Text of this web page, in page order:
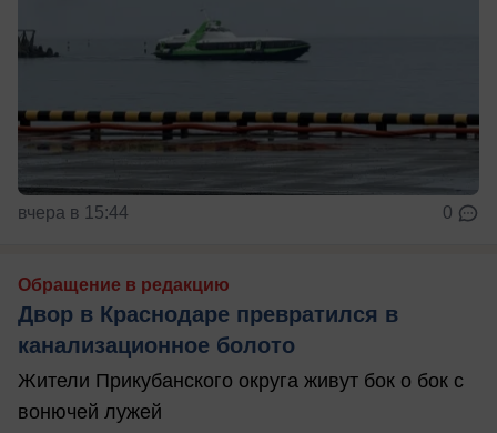
вчера в 15:44 0
Обращение в редакцию
Двор в Краснодаре превратился в
канализационное болото
Жители Прикубанского округа живут бок о бок с
вонючей лужей